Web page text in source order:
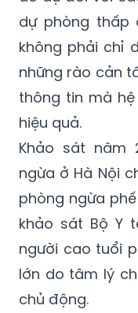
dự phòng thấp
không phải chỉ
những rào cản
thông tin mà
hiệu quả.
Khảo sát năm
ngừa ở Hà Nội
phòng ngừa phế
khảo sát Bộ Y
người cao tuổi
lớn do tâm lý
chủ động.